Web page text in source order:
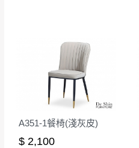
A351-1餐椅(淺灰皮)
$ 2,100